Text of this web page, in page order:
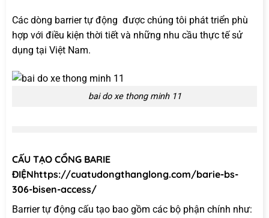
Các dòng barrier tự động được chúng tôi phát triển phù
hợp với điều kiện thời tiết và những nhu cầu thực tế sử
dụng tại Việt Nam.
bai do xe thong minh 11
CẤU TẠO CỔNG BARIE
ĐIỆNhttps://cuatudongthanglong.com/barie-bs-
306-bisen-access/
Barrier tự động cấu tạo bao gồm các bộ phận chính như: